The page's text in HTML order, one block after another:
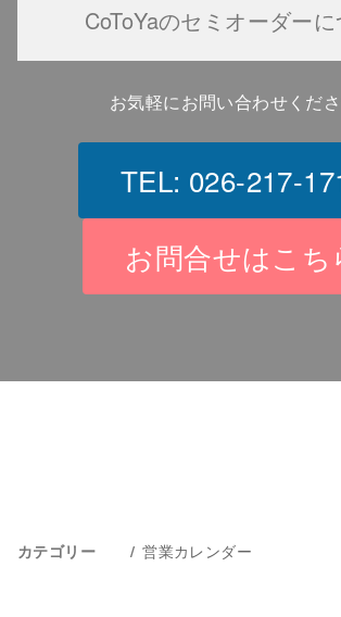
CoToYaのセミオーダー
お気軽にお問い合わせくださ
TEL: 026-217-
お問合せはこち
カテゴリー 営業カレンダー